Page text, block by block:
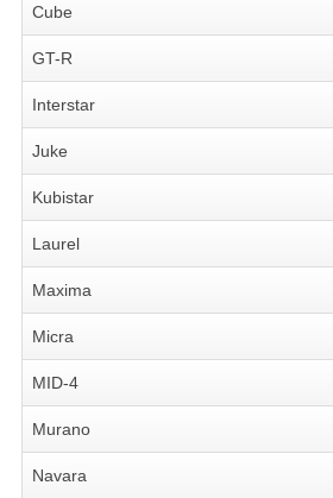
Cube
GT-R
Interstar
Juke
Kubistar
Laurel
Maxima
Micra
MID-4
Murano
Navara